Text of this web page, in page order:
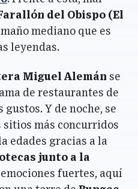
del Obispo (El
mediano que es
leyendas.
Miguel Alemán se
de restaurantes de
Y de noche, se
sitios más concurridos
edades gracias a la
junto a la
fuertes, aquí